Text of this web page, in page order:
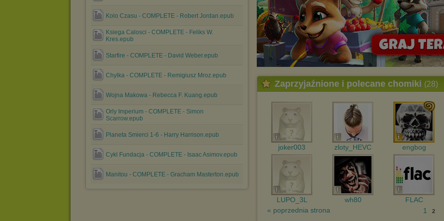
Pełną informację na ten temat znajdziesz pod adresem
http://chomikuj.pl/PolitykaPrywatnosci.aspx .
Kolo Czasu - COMPLETE - Robert Jordan.epub
Ksiega Calosci - COMPLETE - Feliks W.
Kres.epub
Starfire - COMPLETE - David Weber.epub
Chylka - COMPLETE - Remigiusz Mroz.epub
Wojna Makowa - Rebecca F. Kuang.epub
Orly Imperium - COMPLETE - Simon
Scarrow.epub
Planeta Smierci 1-6 - Harry Harrison.epub
Cykl Fundacja - COMPLETE - Isaac Asimov.epub
Manitou - COMPLETE - Gracham Masterton.epub
Zaprzyjaźnione i polecane chomiki (28)
joker003 zloty_HEVC engbog
LUPO_3L wh80
FLAC
« poprzednia strona
1 2